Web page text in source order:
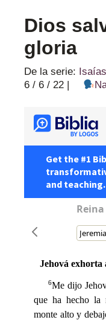
Dios
gloria
De la serie: Isaías
6 / 6 / 22 |